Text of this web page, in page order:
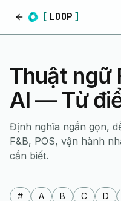
[ LOOP ]
Trang chủ
Thuật ngữ
AI — Từ
Định nghĩa ngắn gọn,
F&B, POS, vận hành
cần biết.
# A B C D